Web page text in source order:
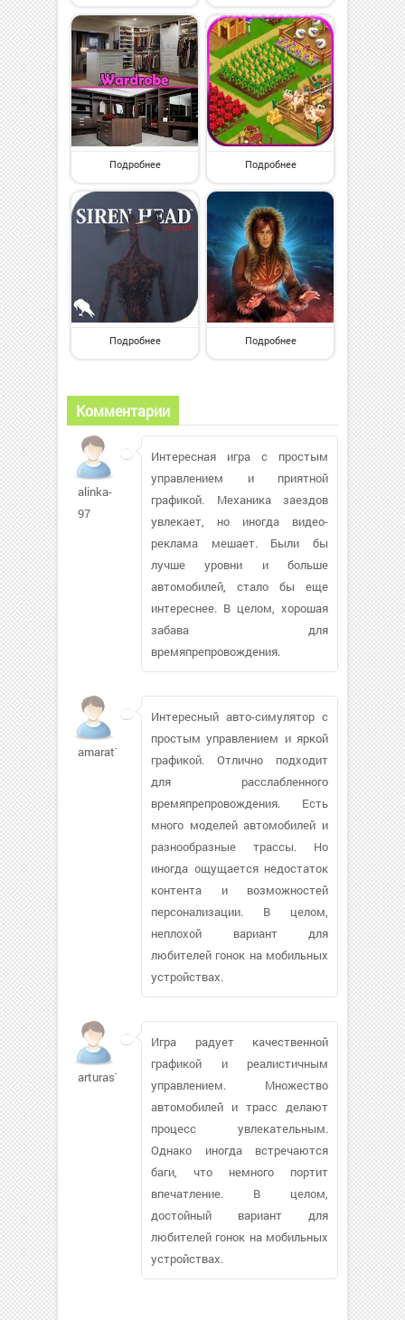
Подробнее Подробнее
Подробнее Подробнее
Комментарии
alinka-
97
Интересная игра с простым
управлением и приятной
графикой. Механика заездов
увлекает, но иногда видео-
реклама мешает. Были бы
лучше уровни и больше
автомобилей, стало бы еще
интереснее. В целом, хорошая
забава для
времяпрепровождения.
amarat75
Интересный авто-симулятор с
простым управлением и яркой
графикой. Отлично подходит
для расслабленного
времяпрепровождения. Есть
много моделей автомобилей и
разнообразные трассы. Но
иногда ощущается недостаток
контента и возможностей
персонализации. В целом,
неплохой вариант для
любителей гонок на мобильных
устройствах.
arturas71546
Игра радует качественной
графикой и реалистичным
управлением. Множество
автомобилей и трасс делают
процесс увлекательным.
Однако иногда встречаются
баги, что немного портит
впечатление. В целом,
достойный вариант для
любителей гонок на мобильных
устройствах.